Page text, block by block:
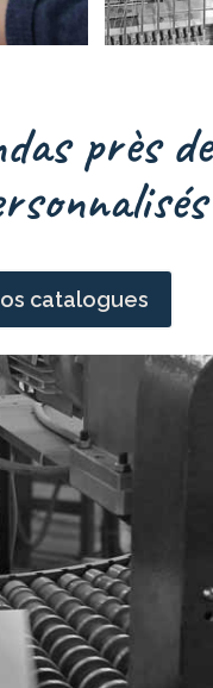
près
catalogues